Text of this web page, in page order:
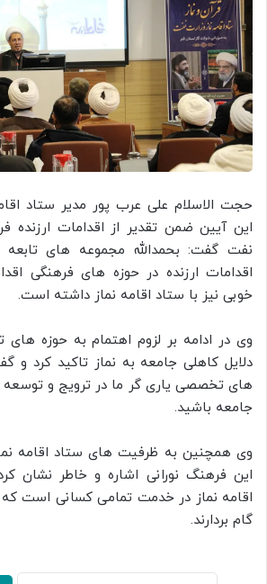
حجت الاسلام علی عرب پور مدیر ستاد
این آیین ضمن تقدیر از اقدامات ارزنده
نفت گفت: بحمدالله مجموعه های تابعه
اقدامات ارزنده در حوزه های فرهنگی
خوبی نیز با ستاد اقامه نماز داشته است.
وی در ادامه بر لزوم اهتمام به حوزه
دلایل کاهلی جامعه به نماز تاکید کرد و
های تخصصی یاری گر ما در ترویج و توسعه
جامعه باشید.
وی همچنین به ظرفیت های ستاد اقامه
این فرهنگ نورانی اشاره و خاطر نشان
اقامه نماز در خدمت تمامی کسانی است
گام بردارند.